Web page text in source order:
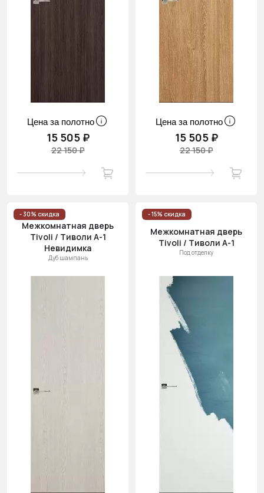
Цена за полотно
15 505 ₽
22 150 ₽
Цена за полотно
15 505 ₽
22 150 ₽
- 30% скидка
Межкомнатная дверь
Tivoli / Тиволи А-1
Невидимка
Дуб шампань
- 15% скидка
Межкомнатная дверь
Tivoli / Тиволи А-1
Под отделку